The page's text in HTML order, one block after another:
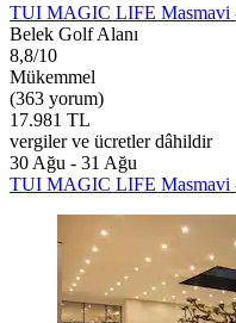
TUI MAGIC LIFE Masmavi
Belek Golf Alanı
8,8/10
Mükemmel
(363 yorum)
17.981 TL
vergiler ve ücretler dâhildir
30 Ağu - 31 Ağu
TUI MAGIC LIFE Masmavi